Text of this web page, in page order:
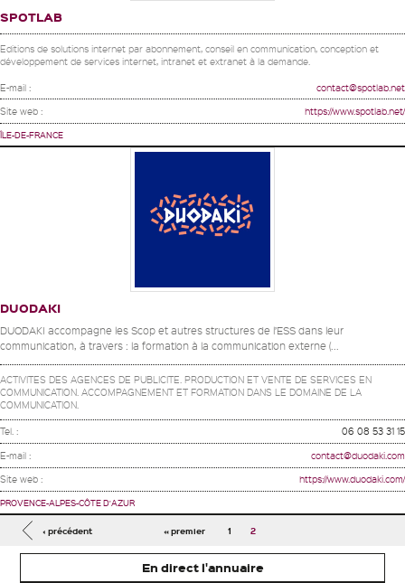
SPOTLAB
Editions de solutions internet par abonnement, conseil en communication, conception et
développement de services internet, intranet et extranet à la demande.
E-mail : contact@spotlab.net
Site web : https://www.spotlab.net/
ÎLE-DE-FRANCE
DUODAKI
DUODAKI accompagne les Scop et autres structures de l’ESS dans leur
communication, à travers : la formation à la communication externe (...
ACTIVITES DES AGENCES DE PUBLICITE. PRODUCTION ET VENTE DE SERVICES EN
COMMUNICATION. ACCOMPAGNEMENT ET FORMATION DANS LE DOMAINE DE LA
COMMUNICATION.
Tel. : 06 08 53 31 15
E-mail : contact@duodaki.com
Site web : https://www.duodaki.com/
PROVENCE-ALPES-CÔTE D'AZUR
Pages
« premier
‹ précédent 1 2
En direct l'annuaire